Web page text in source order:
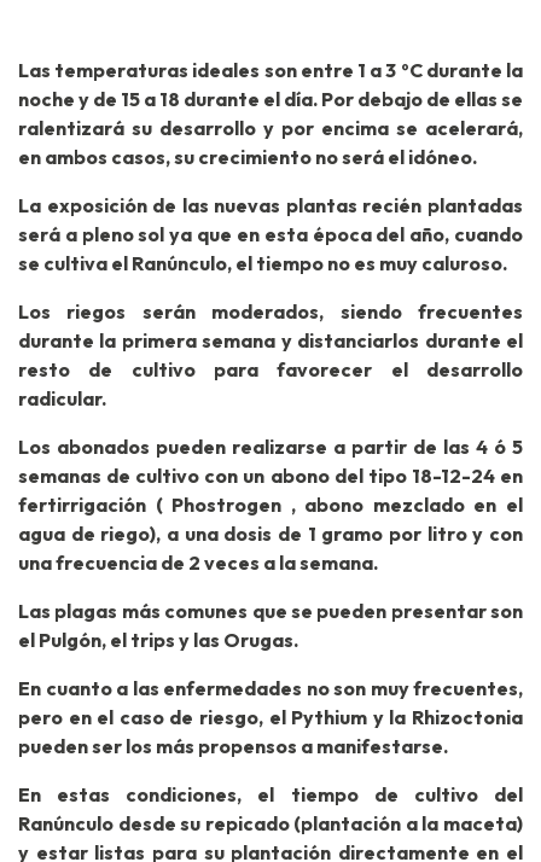
Las temperaturas ideales son entre 1 a 3 ºC durante la
noche y de 15 a 18 durante el día. Por debajo de ellas se
ralentizará su desarrollo y por encima se acelerará,
en ambos casos, su crecimiento no será el idóneo.
La exposición de las nuevas plantas recién plantadas
será a pleno sol ya que en esta época del año, cuando
se cultiva el Ranúnculo, el tiempo no es muy caluroso.
Los riegos serán moderados, siendo frecuentes
durante la primera semana y distanciarlos durante el
resto de cultivo para favorecer el desarrollo
radicular.
Los abonados pueden realizarse a partir de las 4 ó 5
semanas de cultivo con un abono del tipo 18-12-24 en
fertirrigación ( Phostrogen , abono mezclado en el
agua de riego), a una dosis de 1 gramo por litro y con
una frecuencia de 2 veces a la semana.
Las plagas más comunes que se pueden presentar son
el Pulgón, el trips y las Orugas.
En cuanto a las enfermedades no son muy frecuentes,
pero en el caso de riesgo, el Pythium y la Rhizoctonia
pueden ser los más propensos a manifestarse.
En estas condiciones, el tiempo de cultivo del
Ranúnculo desde su repicado (plantación a la maceta)
y estar listas para su plantación directamente en el